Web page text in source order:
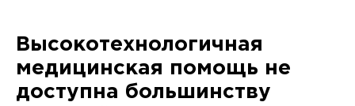
Высокотехнологичная
медицинская помощь не
доступна большинству